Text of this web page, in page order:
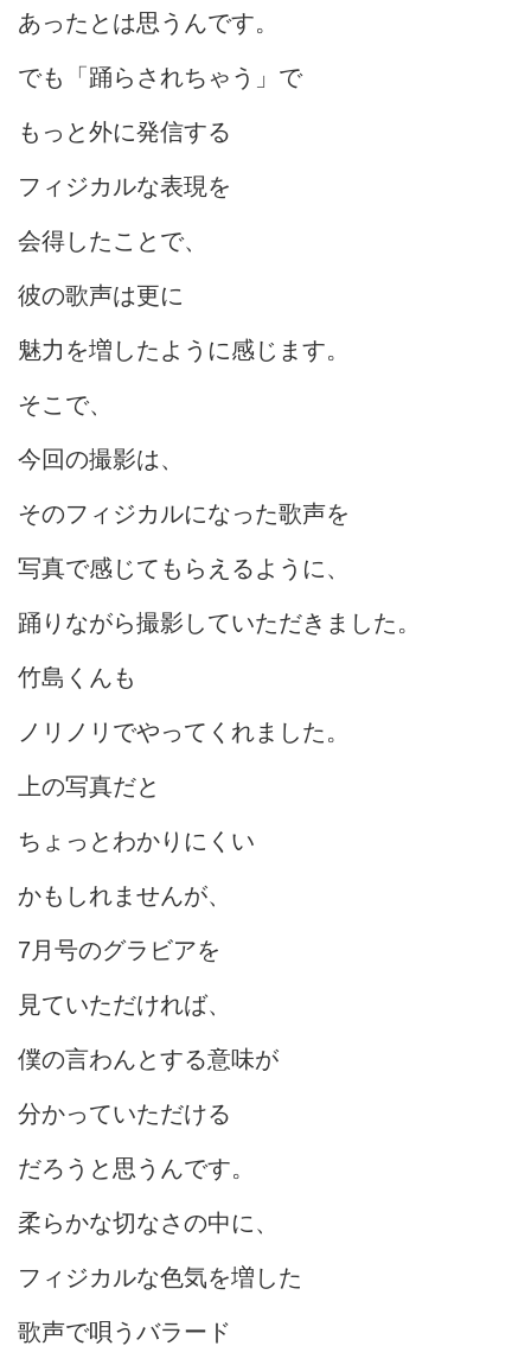
あったとは思うんです。
でも「踊らされちゃう」で
もっと外に発信する
フィジカルな表現を
会得したことで、
彼の歌声は更に
魅力を増したように感じます。
そこで、
今回の撮影は、
そのフィジカルになった歌声を
写真で感じてもらえるように、
踊りながら撮影していただきました。
竹島くんも
ノリノリでやってくれました。
上の写真だと
ちょっとわかりにくい
かもしれませんが、
7月号のグラビアを
見ていただければ、
僕の言わんとする意味が
分かっていただける
だろうと思うんです。
柔らかな切なさの中に、
フィジカルな色気を増した
歌声で唄うバラード